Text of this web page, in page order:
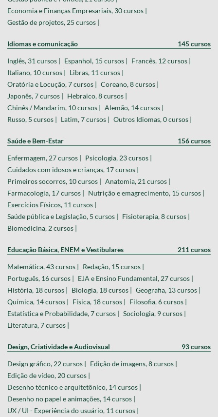
Economia e Finanças Empresariais, 30 cursos |
Gestão de projetos, 25 cursos |
Idiomas e comunicação 145 cursos
Inglês, 31 cursos | Espanhol, 15 cursos | Francês, 12 cursos |
Italiano, 10 cursos | Libras, 11 cursos |
Oratória e Locução, 7 cursos | Coreano, 8 cursos |
Japonês, 7 cursos | Hebraico, 8 cursos |
Chinês / Mandarim, 10 cursos | Alemão, 14 cursos |
Russo, 5 cursos | Latim, 7 cursos | Outros Idiomas, 0 cursos |
Saúde e Bem-Estar 156 cursos
Enfermagem, 27 cursos | Psicologia, 23 cursos |
Cuidados com idosos e crianças, 17 cursos |
Primeiros socorros, 10 cursos | Anatomia, 21 cursos |
Farmacologia, 17 cursos | Nutrição e emagrecimento, 15 cursos |
Exercícios Físicos, 11 cursos |
Saúde pública e Legislação, 5 cursos | Fisioterapia, 8 cursos |
Biomedicina, 2 cursos |
Educação Básica, ENEM e Vestibulares 211 cursos
Matemática, 43 cursos | Redação, 15 cursos |
Português, 16 cursos | EJA e Ensino Fundamental, 27 cursos |
História, 18 cursos | Biologia, 18 cursos | Geografia, 13 cursos |
Química, 14 cursos | Física, 18 cursos | Filosofia, 6 cursos |
Estatística e Probabilidade, 7 cursos | Sociologia, 9 cursos |
Literatura, 7 cursos |
Design, Criatividade e Audiovisual 93 cursos
Design gráfico, 22 cursos | Edição de imagens, 8 cursos |
Edição de vídeo, 20 cursos |
Desenho técnico e arquitetônico, 14 cursos |
Desenho no papel e animações, 14 cursos |
UX / UI - Experiência do usuário, 11 cursos |